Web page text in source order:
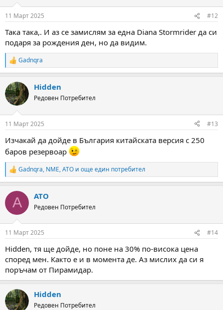
s
11 Март 2025 #12
Така така,. И аз се замислям за една Diana Stormrider да си
подаря за рождения ден, но да видим.
R
e
c
t
i
s
Gadnqra
Hidden
Редовен Потребител
11 Март 2025 #13
Изчакай да дойде в България китайската версия с 250
баров резервоар
R
e
c
i
s
Gadnqra, NME,ATO и още един потребител
A ATO
Редовен Потребител
11 Март 2025 #14
Hidden, тя ще дойде, но поне на 30% по-висока цена
според мен. Както е и в момента де. Аз мислих да си я
поръчам от Пирамидар.
Hidden
Редовен Потребител